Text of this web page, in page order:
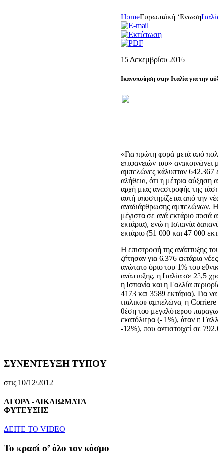
HomeEυρωπαϊκή ‘Eνωση
15 Δεκεμβρίου 2016
Ικανοποίηση στην Ιταλία για την
«Για πρώτη φορά μετά από
επιφανειών του»
αμπελώνες κάλυπταν 642.367
αλήθεια, ότι η μέτρια αύξηση
αρχή μιας αναστροφής της
αυτή υποστηρίζεται από την
αναδιάρθρωσης αμπελώνων. Η
μέγιστα σε ανά εκτάριο ποσά
εκτάρια), ενώ η Ισπανία
εκτάριο (51 000 και 47 000
Η επιστροφή της ανάπτυξης
ζήτησαν για 6.376 εκτάρια
ανώτατο όριο του 1% του
ανάπτυξης, η Ιταλία σε 23,5
η Ισπανία και η Γαλλία
4173 και 3589 εκτάρια). Για
ιταλικού αμπελώνα, η Corriere
θέση του μεγαλύτερου
εκατόλιτρα (- 1%), όταν η
-12%), που αντιστοιχεί σε
ΣΥΝΕΝΤΕΥΞΗ ΤΥΠΟΥ
στις 10/12/2012
ΑΓΟΡΑ - ΔΙΚΑΙΩΜΑΤΑ
ΦΥΤΕΥΣΗΣ
ΔEITE TO VIDEO
To κρασί σ’ όλο τον κόσμο